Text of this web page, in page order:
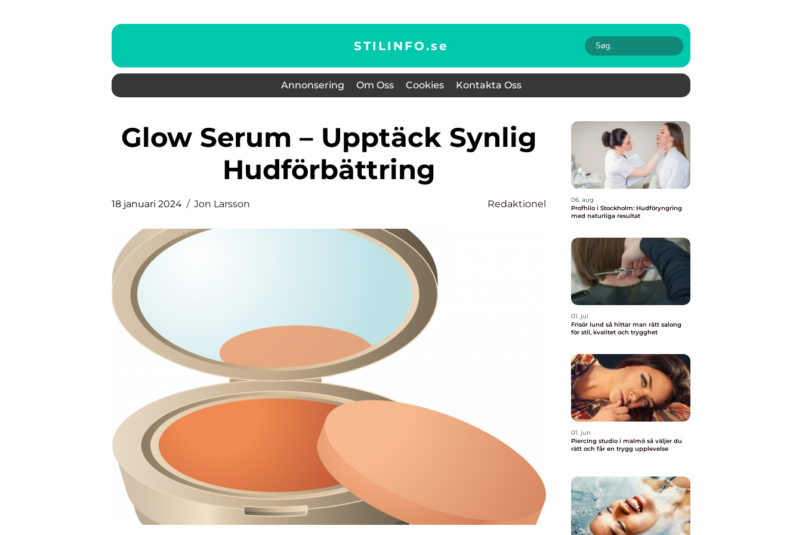
STILINFO.se
Annonsering Om Oss Cookies Kontakta Oss
Glow Serum – Upptäck Synlig
Hudförbättring
18 januari 2024 Jon Larsson Redaktionel
06. aug
Profhilo i Stockholm: Hudföryngring
med naturliga resultat
01. jul
Frisör lund så hittar man rätt salong
för stil, kvalitet och trygghet
01. jun
Piercing studio i malmö så väljer du
rätt och får en trygg upplevelse